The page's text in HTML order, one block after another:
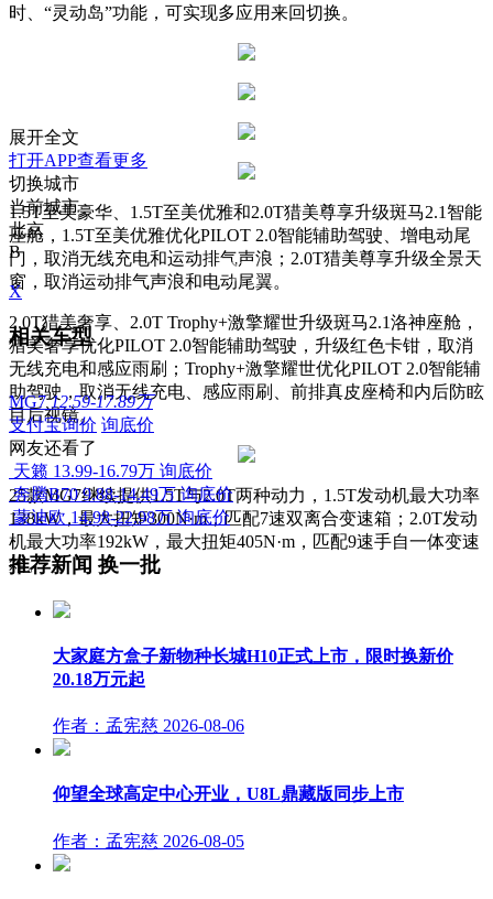
时、“灵动岛”功能，可实现多应用来回切换。
1.5T至美豪华、1.5T至美优雅和2.0T猎美尊享升级斑马2.1智能
座舱，1.5T至美优雅优化PILOT 2.0智能辅助驾驶、增电动尾
门，取消无线充电和运动排气声浪；2.0T猎美尊享升级全景天
窗，取消运动排气声浪和电动尾翼。
2.0T猎美奢享、2.0T Trophy+激擎耀世升级斑马2.1洛神座舱，
猎美奢享优化PILOT 2.0智能辅助驾驶，升级红色卡钳，取消
无线充电和感应雨刷；Trophy+激擎耀世优化PILOT 2.0智能辅
助驾驶，取消无线充电、感应雨刷、前排真皮座椅和内后防眩
目后视镜。
25款MG7继续提供1.5T与2.0T两种动力，1.5T发动机最大功率
138kW，最大扭矩300N·m，匹配7速双离合变速箱；2.0T发动
机最大功率192kW，最大扭矩405N·m，匹配9速手自一体变速
箱。
展开全文
打开APP查看更多
切换城市
当前城市
北京
B
X
相关车型
MG7 12.59-17.89万
支付宝询价 询底价
网友还看了
天籁 13.99-16.79万 询底价
奔腾B70 9.88-14.49万 询底价
蒙迪欧 14.98-22.98万 询底价
推荐新闻 换一批
大家庭方盒子新物种长城H10正式上市，限时换新价
20.18万元起
作者：孟宪慈 2026-08-06
仰望全球高定中心开业，U8L鼎藏版同步上市
作者：孟宪慈 2026-08-05